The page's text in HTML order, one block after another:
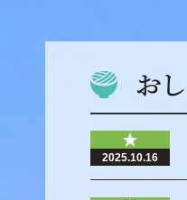
2025.10.16